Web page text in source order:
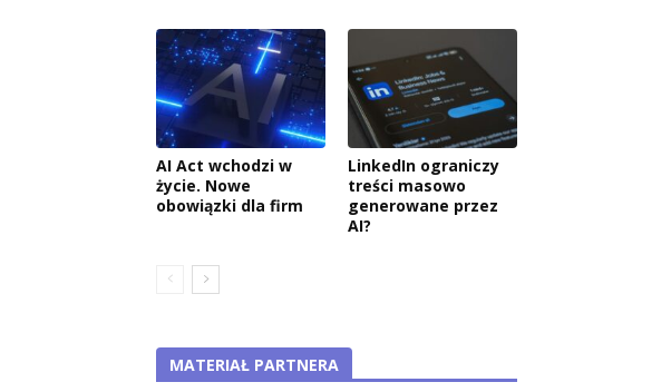
AI Act wchodzi w
życie. Nowe
obowiązki dla firm
LinkedIn ograniczy
treści masowo
generowane przez
AI?
MATERIAŁ PARTNERA